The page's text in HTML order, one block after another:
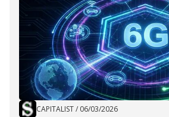
CAPITALIST/ 06/03/2026